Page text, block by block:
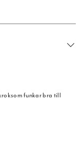
funkar bra till